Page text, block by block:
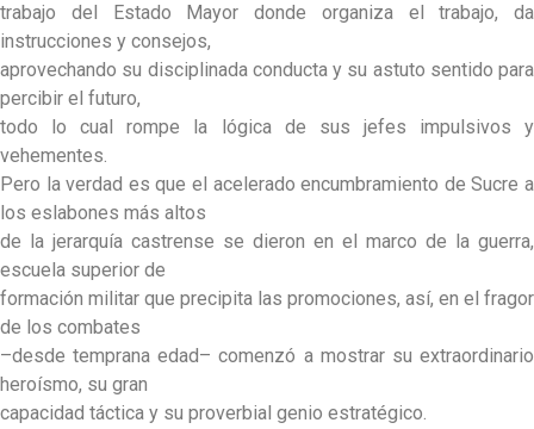
trabajo del Estado Mayor donde organiza el trabajo, da
instrucciones y consejos,
aprovechando su disciplinada conducta y su astuto sentido para
percibir el futuro,
todo lo cual rompe la lógica de sus jefes impulsivos y
vehementes.
Pero la verdad es que el acelerado encumbramiento de Sucre a
los eslabones más altos
de la jerarquía castrense se dieron en el marco de la guerra,
escuela superior de
formación militar que precipita las promociones, así, en el fragor
de los combates
–desde temprana edad– comenzó a mostrar su extraordinario
heroísmo, su gran
capacidad táctica y su proverbial genio estratégico.